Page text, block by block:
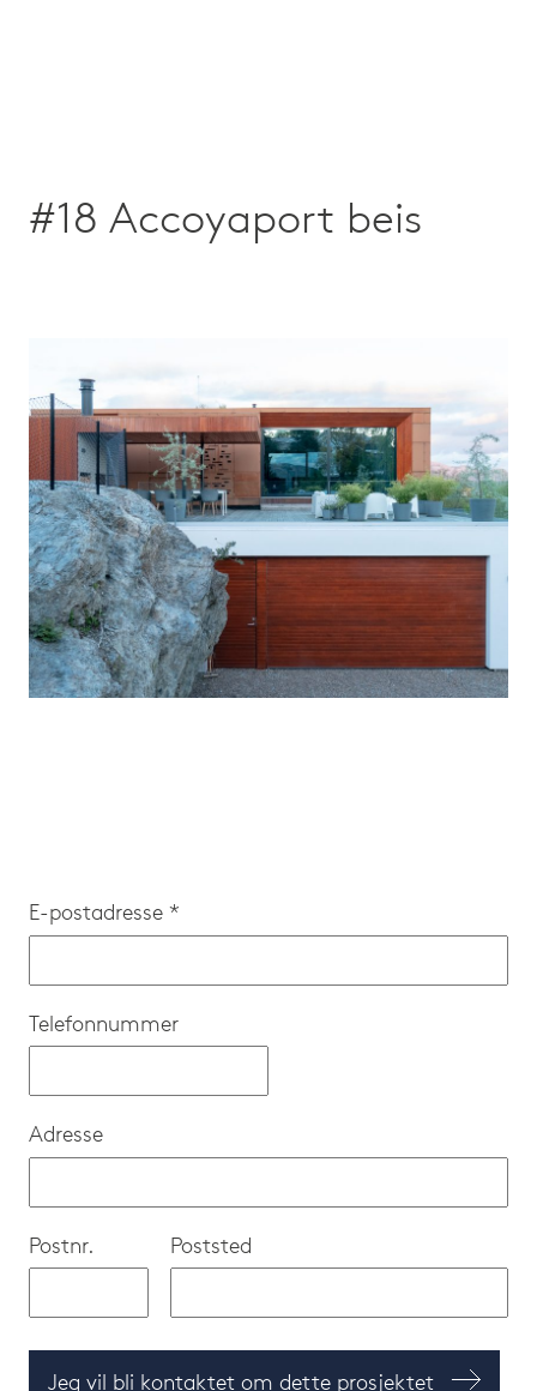
#18 Accoyaport beis
E-postadresse *
Telefonnummer
Adresse
Postnr. Poststed
Jeg vil bli kontaktet om dette prosjektet